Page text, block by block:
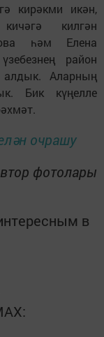
кирәкми икән,
килгән
һәм Елена
район
Аларның
Бик күңелле
очрашу
фотолары
в